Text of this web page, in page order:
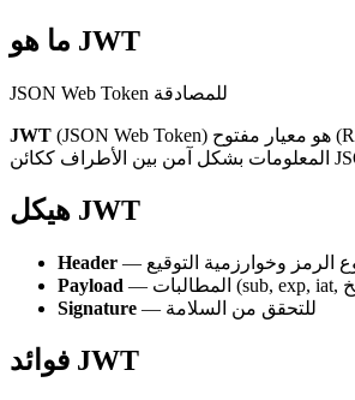
ما هو JWT
JSON Web Token للمصادقة
JWT (JSON Web Token) هو معيار مفتوح (RFC 7519) لنقل
هيكل JWT
Header
Payload
Signature
— للتحقق من السلامة
فوائد JWT